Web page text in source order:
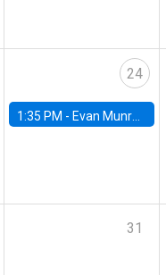
24
1:35 PM - Evan Munro, Neyman Visiting Assistant Professor in the Department of Statistics at UC Berkeley
31